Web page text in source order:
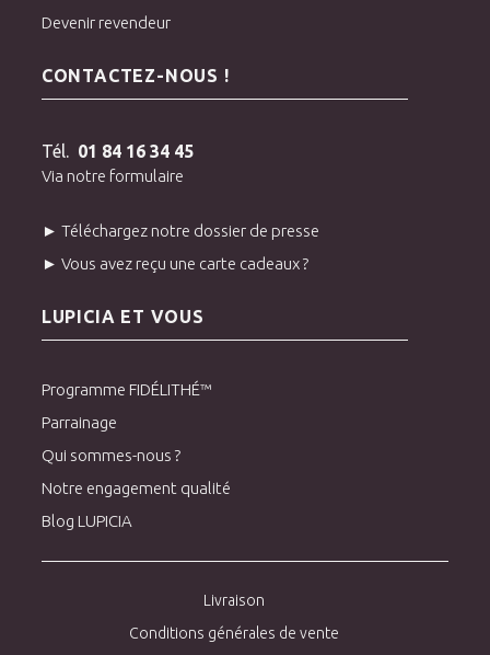
Devenir revendeur
CONTACTEZ-NOUS !
Tél. 01 84 16 34 45
Via notre formulaire
► Téléchargez notre dossier de presse
► Vous avez reçu une carte cadeaux ?
LUPICIA ET VOUS
Programme FIDÉLITHÉ™
Parrainage
Qui sommes-nous ?
Notre engagement qualité
Blog LUPICIA
Livraison
Conditions générales de vente